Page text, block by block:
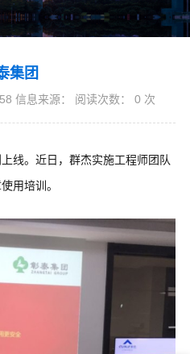
集团
信息来源： 阅读次数： 0 次
线。近日，群杰实施工程师团队
用培训。